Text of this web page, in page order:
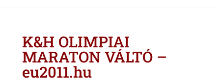
K&H OLIMPIAI
MARATON VÁLTÓ –
eu2011.hu